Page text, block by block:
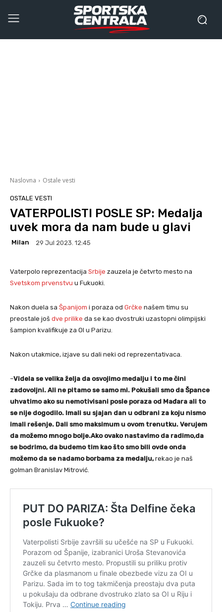
Naslovna Ostale vesti
OSTALE VESTI
VATERPOLISTI POSLE SP: Medalja
uvek mora da nam bude u glavi
Milan 29 Jul 2023. 12:45
Vaterpolo reprezentacija Srbije zauzela je četvrto mesto na
Svetskom prvenstvu u Fukuoki.
Nakon duela sa Španijom i poraza od Grčke našem timu su
preostale još dve prilike da se kao dvostruki uzastopni olimpijski
šampion kvalifikuje za OI u Parizu.
Nakon utakmice, izjave su dali neki od reprezentativaca.
–Videla se velika želja da osvojimo medalju i to me čini
zadovoljni. Ali ne pitamo se samo mi. Pokušali smo da Špance
uhvatimo ako su nemotivisani posle poraza od Mađara ali to
se nije dogodilo. Imali su sjajan dan u odbrani za koju nismo
imali rešenje. Dali smo maksimum u ovom trenutku. Verujem
da možemo mnogo bolje.Ako ovako nastavimo da radimo,da
se bodrimo, da budemo tim kao što smo bili ovde onda
možemo da se nadamo borbama za medalju,rekao je naš
golman Branislav Mitrović.